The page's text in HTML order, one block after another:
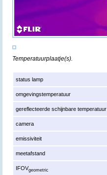
Temperatuurplaatje(s).
status lamp
omgevingstemperatuur
gereflecteerde schijnbare temperatuur
camera
emissiviteit
meetafstand
IFOVgeometric